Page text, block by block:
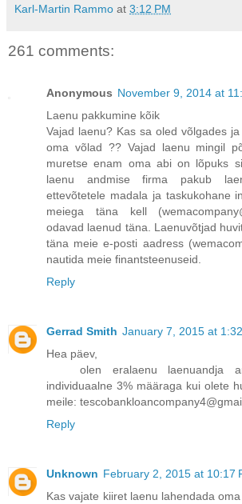
Karl-Martin Rammo at 3:12 PM
261 comments:
Anonymous November 9, 2014 at
Laenu pakkumine kõik
Vajad laenu? Kas sa oled võlgades
oma võlad ?? Vajad laenu mingil
muretse enam oma abi on lõpuks
laenu andmise firma pakub
ettevõtetele madala ja taskukohane
meiega täna kell
odavad laenud täna. Laenuvõtjad
täna meie e-posti aadress
nautida meie finantsteenuseid.
Reply
Gerrad Smith January 7, 2015 at
Hea päev,
olen eralaenu laenuandja
individuaalne 3% määraga kui olete
meile:
Reply
Unknown February 2, 2015 at 10:17
Kas vajate kiiret laenu lahendada